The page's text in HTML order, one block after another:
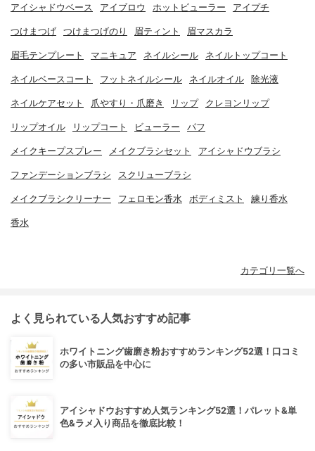
アイシャドウベース アイブロウ ホットビューラー アイプチ
つけまつげ つけまつげのり 眉ティント 眉マスカラ
眉毛テンプレート マニキュア ネイルシール ネイルトップコート
ネイルベースコート フットネイルシール ネイルオイル 除光液
ネイルケアセット 爪やすり・爪磨き リップ クレヨンリップ
リップオイル リップコート ビューラー パフ
メイクキープスプレー メイクブラシセット アイシャドウブラシ
ファンデーションブラシ スクリューブラシ
メイクブラシクリーナー フェロモン香水 ボディミスト 練り香水
香水
カテゴリ一覧へ
よく見られている人気おすすめ記事
ホワイトニング歯磨き粉おすすめランキング52選！口コミ
の多い市販品を中心に
アイシャドウおすすめ人気ランキング52選！パレット&単
色&ラメ入り商品を徹底比較！